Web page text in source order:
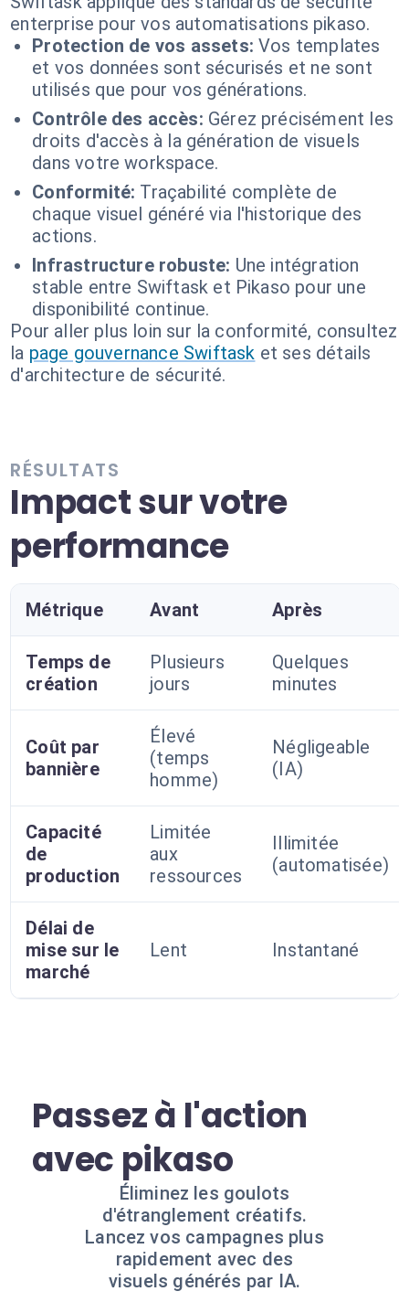
enterprise pour vos automatisations pikaso.
Protection de vos assets: Vos templates
et vos données sont sécurisés et ne sont
utilisés que pour vos générations.
Contrôle des accès: Gérez précisément les
droits d'accès à la génération de visuels
dans votre workspace.
Conformité: Traçabilité complète de
chaque visuel généré via l'historique des
actions.
Infrastructure robuste: Une intégration
stable entre Swiftask et Pikaso pour une
disponibilité continue.
Pour aller plus loin sur la conformité, consultez
la page gouvernance Swiftask et ses détails
d'architecture de sécurité.
RÉSULTATS
Impact sur votre
performance
Métrique Avant Après
Temps de
création
Plusieurs
jours
Quelques
minutes
Coût par
bannière
Élevé
(temps
homme)
Négligeable
(IA)
Capacité
de
production
Limitée
aux
ressources
Illimitée
(automatisée)
Délai de
mise sur le
marché
Lent Instantané
Passez à l'action
avec pikaso
Éliminez les goulots
d'étranglement créatifs.
Lancez vos campagnes plus
rapidement avec des
visuels générés par IA.